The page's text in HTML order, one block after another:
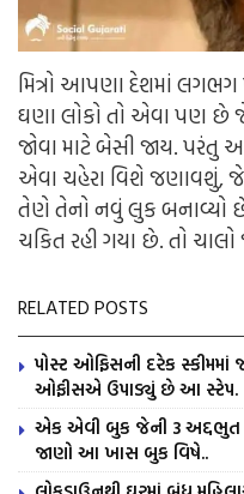
મિત્રો આપણા દેશમાં લગભગ
ઘણા લોકો તો એવા પણ છે
જોવા માટે બેસી જાય.
એવા ચહેરા વિશે જણાવશું,
તેણે તેનો નવું લુક બનાવ્યો
ચકિત રહી ગયા છે. તો
RELATED POSTS
પોસ્ટ ઓફિસની દરેક
ઓફીસએ ઉપાડ્યું છે આ સ્ટેપ.
એક એવી બુક જેની 3 અદ્દભુત
જાણો આ ખાસ બુક વિષે..